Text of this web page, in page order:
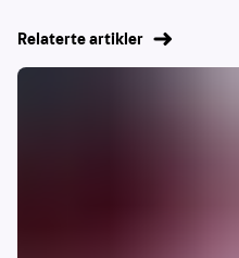
Relaterte artikler